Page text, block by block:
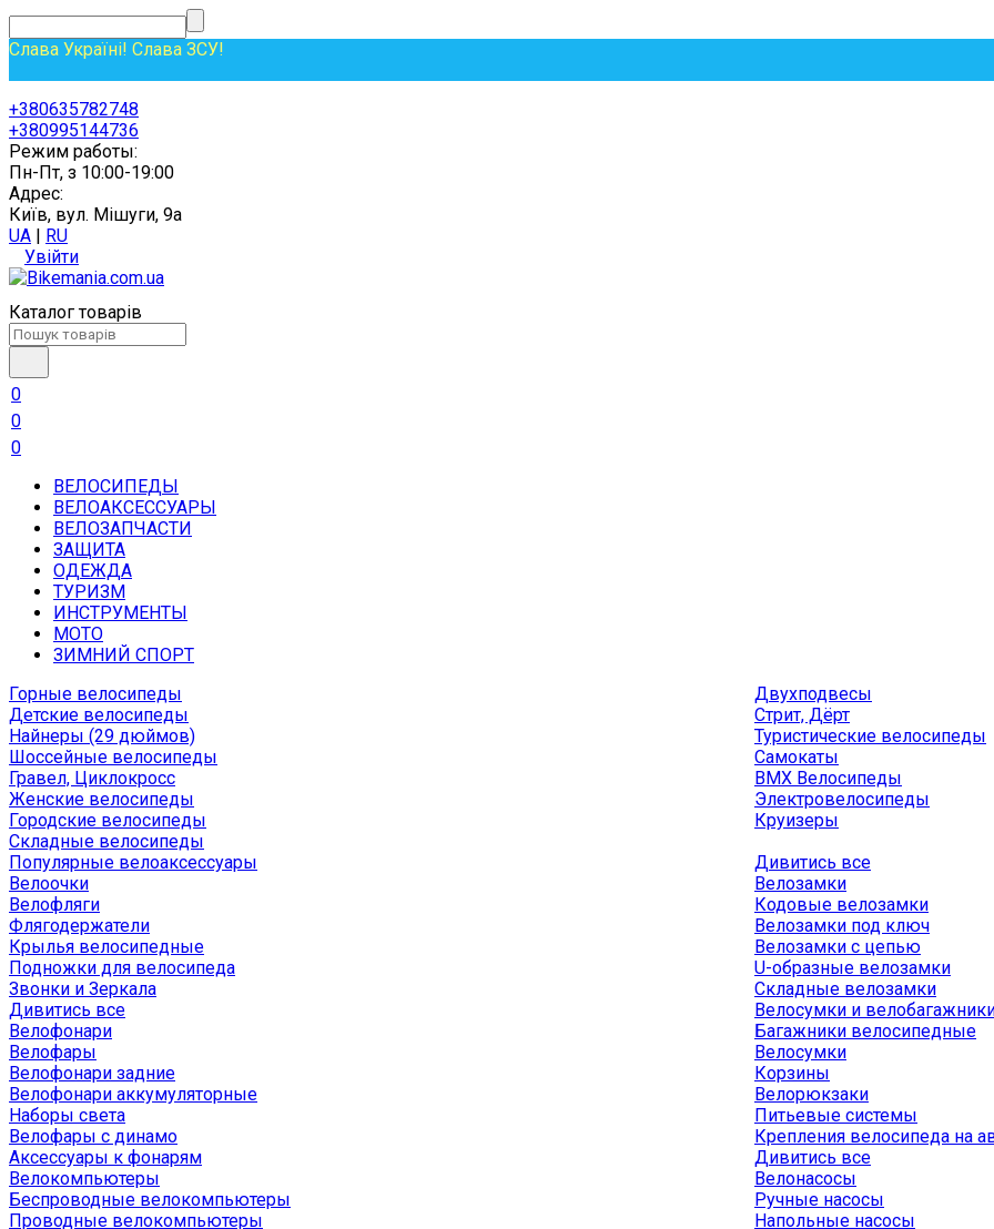
Слава Україні! Слава ЗСУ!
+380635782748
+380995144736
Режим работы:
Пн-Пт, з 10:00-19:00
Адрес:
Київ, вул. Мішуги, 9а
UA | RU
Увійти
Каталог товарів
0
0
0
ВЕЛОСИПЕДЫ
ВЕЛОАКСЕССУАРЫ
ВЕЛОЗАПЧАСТИ
ЗАЩИТА
ОДЕЖДА
ТУРИЗМ
ИНСТРУМЕНТЫ
МОТО
ЗИМНИЙ СПОРТ
Горные велосипеды
Детские велосипеды
Найнеры (29 дюймов)
Шоссейные велосипеды
Гравел, Циклокросс
Женские велосипеды
Городcкие велосипеды
Складные велосипеды
Двухподвесы
Стрит, Дёрт
Туристические велосипеды
Самокаты
BMX Велосипеды
Электровелосипеды
Круизеры
Популярные велоаксессуары
Велоочки
Велофляги
Флягодержатели
Крылья велосипедные
Подножки для велосипеда
Звонки и Зеркала
Дивитись все
Велофонари
Велофары
Велофонари задние
Велофонари аккумуляторные
Наборы света
Велофары с динамо
Аксессуары к фонарям
Велокомпьютеры
Беспроводные велокомпьютеры
Проводные велокомпьютеры
Дивитись все
Велозамки
Кодовые велозамки
Велозамки под ключ
Велозамки с цепью
U-образные велозамки
Складные велозамки
Велосумки и
Багажники велосипедные
Велосумки
Корзины
Велорюкзаки
Питьевые системы
Крепления велосипеда на
Дивитись все
Велонасосы
Ручные насосы
Напольные насосы